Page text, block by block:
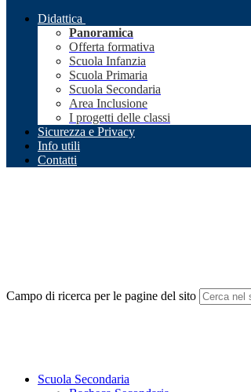
Didattica
Panoramica
Offerta formativa
Scuola Infanzia
Scuola Primaria
Scuola Secondaria
Area Inclusione
I progetti delle classi
Sicurezza e Privacy
Info utili
Contatti
Campo di ricerca per le pagine del sito
Scuola Secondaria